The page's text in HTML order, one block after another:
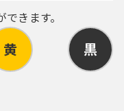
きます。
黄 黒